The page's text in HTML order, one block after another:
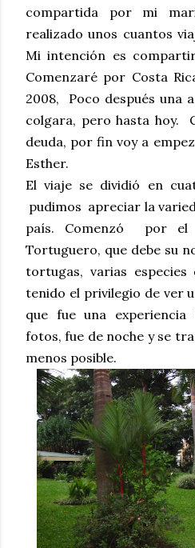
compartida por mi
realizado unos cuantos
Mi intención es
Comenzaré por Costa
2008, Poco después una
colgara, pero hasta hoy.
deuda, por fin voy a
Esther.
El viaje se dividió en
pudimos apreciar la
país. Comenzó por el
Tortuguero, que debe su
tortugas, varias especies
tenido el privilegio de ver
que fue una
fotos, fue de noche y se
menos posible.